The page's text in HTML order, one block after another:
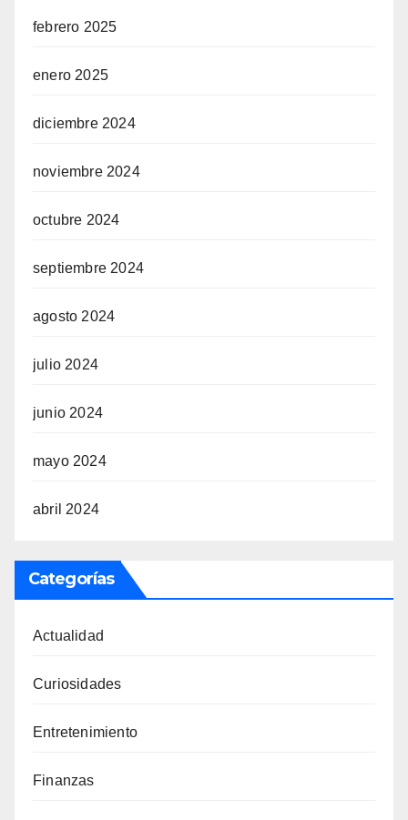
febrero 2025
enero 2025
diciembre 2024
noviembre 2024
octubre 2024
septiembre 2024
agosto 2024
julio 2024
junio 2024
mayo 2024
abril 2024
Categorías
Actualidad
Curiosidades
Entretenimiento
Finanzas